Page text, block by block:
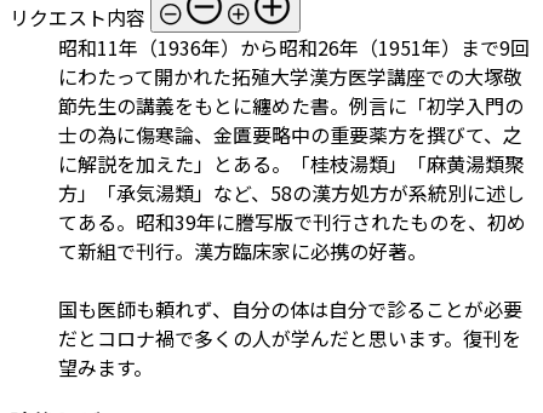
リクエスト内容
昭和11年（1936年）から昭和26年（1951年）まで9回
にわたって開かれた拓殖大学漢方医学講座での大塚敬
節先生の講義をもとに纏めた書。例言に「初学入門の
士の為に傷寒論、金匱要略中の重要薬方を撰びて、之
に解説を加えた」とある。「桂枝湯類」「麻黄湯類聚
方」「承気湯類」など、58の漢方処方が系統別に述し
てある。昭和39年に謄写版で刊行されたものを、初め
て新組で刊行。漢方臨床家に必携の好著。
国も医師も頼れず、自分の体は自分で診ることが必要
だとコロナ禍で多くの人が学んだと思います。復刊を
望みます。